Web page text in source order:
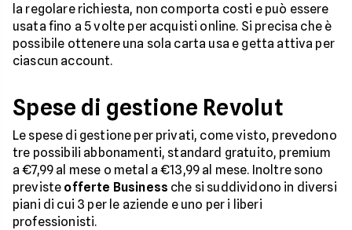
la regolare richiesta, non comporta costi e può essere
usata fino a 5 volte per acquisti online. Si precisa che è
possibile ottenere una sola carta usa e getta attiva per
ciascun account.
Spese di gestione Revolut
Le spese di gestione per privati, come visto, prevedono
tre possibili abbonamenti, standard gratuito, premium
a €7,99 al mese o metal a €13,99 al mese. Inoltre sono
previste offerte Business che si suddividono in diversi
piani di cui 3 per le aziende e uno per i liberi
professionisti.